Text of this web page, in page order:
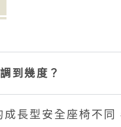
到幾度？
長型安全座椅不